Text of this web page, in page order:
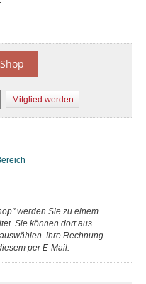
Mitglied werden
werden Sie zu einem
Sie können dort aus
Ihre Rechnung
per E-Mail.